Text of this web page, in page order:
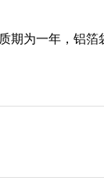
为一年，铝箔